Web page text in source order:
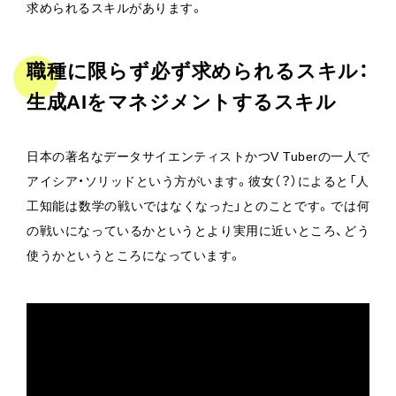
求められるスキルがあります。
職種に限らず必ず求められるスキル：
生成AIをマネジメントするスキル
日本の著名なデータサイエンティストかつV Tuberの一人で
アイシア・ソリッドという方がいます。彼女（？）によると「人
工知能は数学の戦いではなくなった」とのことです。では何
の戦いになっているかというとより実用に近いところ、どう
使うかというところになっています。